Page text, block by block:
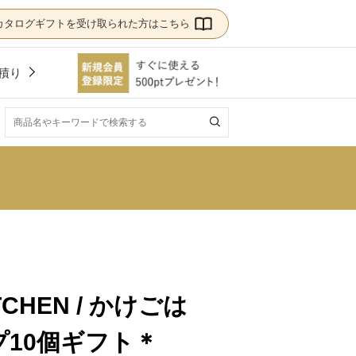
タログギフトを受け取られた方はこちら
り
/ かけごは
個ギフト＊